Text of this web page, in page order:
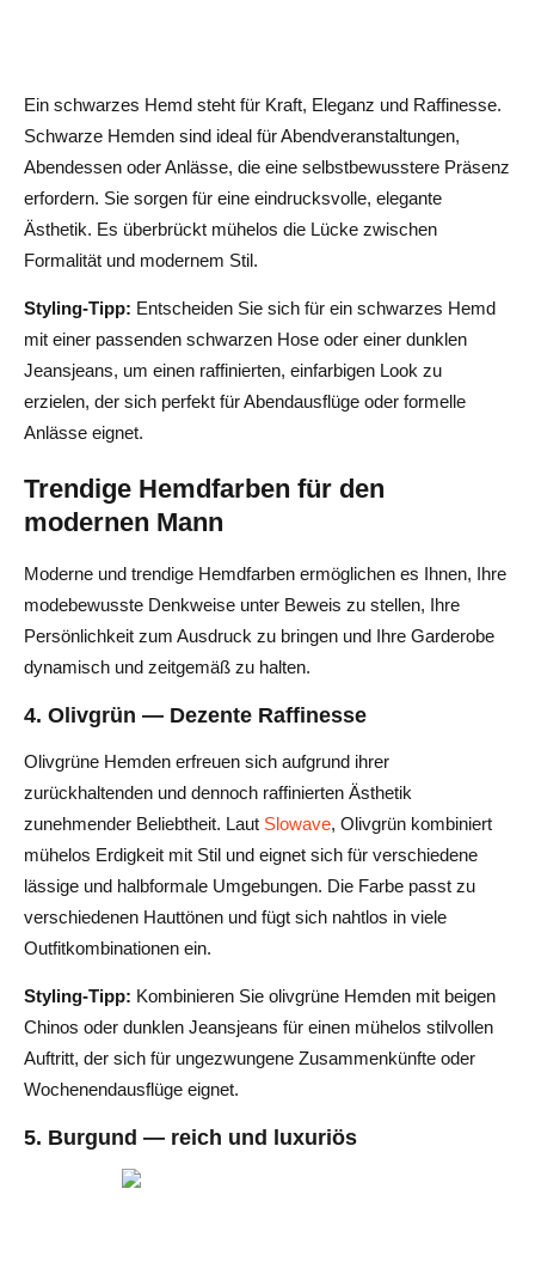
Ein schwarzes Hemd steht für Kraft, Eleganz und Raffinesse.
Schwarze Hemden sind ideal für Abendveranstaltungen,
Abendessen oder Anlässe, die eine selbstbewusstere Präsenz
erfordern. Sie sorgen für eine eindrucksvolle, elegante
Ästhetik. Es überbrückt mühelos die Lücke zwischen
Formalität und modernem Stil.
Styling-Tipp: Entscheiden Sie sich für ein schwarzes Hemd
mit einer passenden schwarzen Hose oder einer dunklen
Jeansjeans, um einen raffinierten, einfarbigen Look zu
erzielen, der sich perfekt für Abendausflüge oder formelle
Anlässe eignet.
Trendige Hemdfarben für den
modernen Mann
Moderne und trendige Hemdfarben ermöglichen es Ihnen, Ihre
modebewusste Denkweise unter Beweis zu stellen, Ihre
Persönlichkeit zum Ausdruck zu bringen und Ihre Garderobe
dynamisch und zeitgemäß zu halten.
4. Olivgrün — Dezente Raffinesse
Olivgrüne Hemden erfreuen sich aufgrund ihrer
zurückhaltenden und dennoch raffinierten Ästhetik
zunehmender Beliebtheit. Laut Slowave, Olivgrün kombiniert
mühelos Erdigkeit mit Stil und eignet sich für verschiedene
lässige und halbformale Umgebungen. Die Farbe passt zu
verschiedenen Hauttönen und fügt sich nahtlos in viele
Outfitkombinationen ein.
Styling-Tipp: Kombinieren Sie olivgrüne Hemden mit beigen
Chinos oder dunklen Jeansjeans für einen mühelos stilvollen
Auftritt, der sich für ungezwungene Zusammenkünfte oder
Wochenendausflüge eignet.
5. Burgund — reich und luxuriös